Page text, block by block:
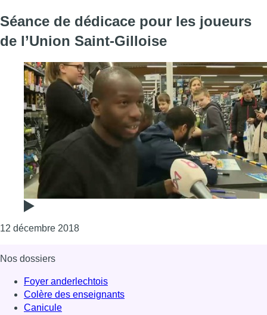
Séance de dédicace pour les joueurs
de l’Union Saint-Gilloise
12 décembre 2018Consulter l'article "Séance de dédicace
Nos dossiers
Foyer anderlechtois
Colère des enseignants
Canicule